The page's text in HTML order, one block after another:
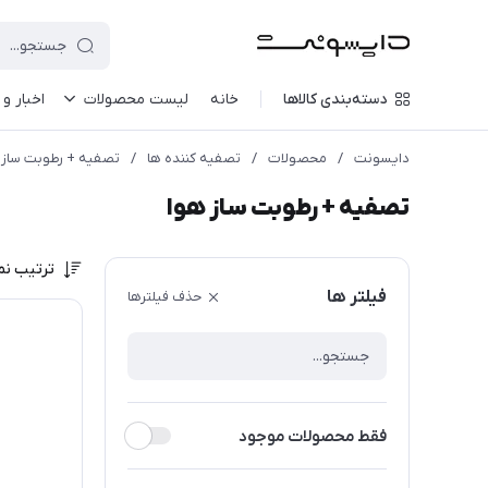
دسته‌بندی کالاها خانه لیست محصولات اخبار
دایسونت / محصولات / تصفیه کننده ها / تصفیه + رطوبت
تصفیه + رطوبت ساز هوا
فیلتر ها حذف فیلترها
فقط محصولات موجود
ترتیب